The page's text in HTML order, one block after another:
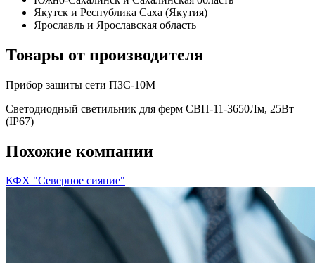
Якутск и Республика Саха (Якутия)
Ярославль и Ярославская область
Товары от производителя
Прибор защиты сети ПЗС-10М
Светодиодный светильник для ферм СВП-11-3650Лм, 25Вт
(IP67)
Похожие компании
КФХ "Северное сияние"